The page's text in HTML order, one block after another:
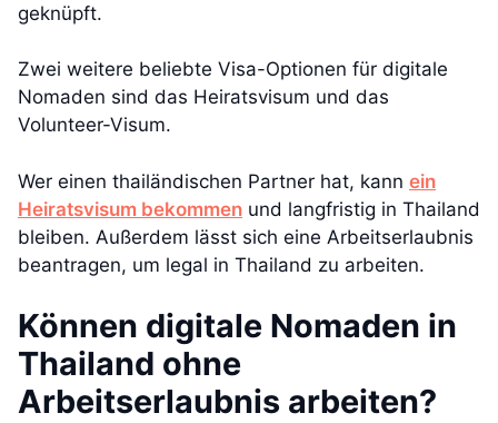
geknüpft.
Zwei weitere beliebte Visa-Optionen für digitale
Nomaden sind das Heiratsvisum und das
Volunteer-Visum.
Wer einen thailändischen Partner hat, kann ein
Heiratsvisum bekommen und langfristig in Thailand
bleiben. Außerdem lässt sich eine Arbeitserlaubnis
beantragen, um legal in Thailand zu arbeiten.
Können digitale Nomaden in
Thailand ohne
Arbeitserlaubnis arbeiten?